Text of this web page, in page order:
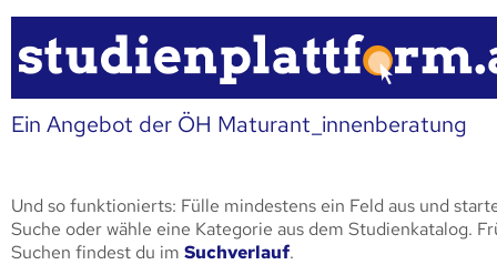
Ein Angebot der ÖH Maturant_innenberatung
Und so funktionierts: Fülle mindestens ein Feld aus und
Suche oder wähle eine Kategorie aus dem Studienkatalog.
Suchen findest du im Suchverlauf.